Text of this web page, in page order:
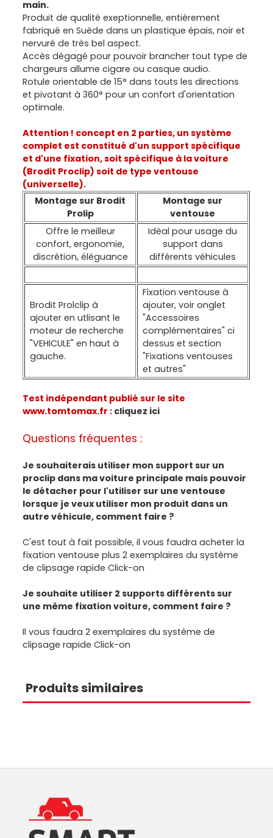
main.
Produit de qualité exeptionnelle, entièrement
fabriqué en Suède dans un plastique épais, noir et
nervuré de très bel aspect.
Accès dégagé pour pouvoir brancher tout type de
chargeurs allume cigare ou casque audio.
Rotule orientable de 15° dans touts les directions
et pivotant à 360° pour un confort d'orientation
optimale.
Attention ! concept en 2 parties, un système
complet est constitué d'unsupport spécifique
et d'une fixation, soit spécifique à la voiture
(Brodit Proclip) soit de type ventouse
(universelle).
Montage sur Brodit
Prolip
Montage sur
ventouse
Offre le meilleur
confort, ergonomie,
discrétion, éléguance
Idéal pour usage du
support dans
différents véhicules
Brodit Prolclip à
ajouter en utlisant le
moteur de recherche
"VEHICULE" en haut à
gauche.
Fixation ventouse à
ajouter, voir onglet
"Accessoires
complémentaires" ci
dessus et section
"Fixations ventouses
et autres"
Test indépendant publié sur le site
www.tomtomax.fr : cliquez ici
Questions fréquentes :
Je souhaiterais utiliser mon support sur un
proclip dans ma voiture principale mais pouvoir
le détacher pour l'utiliser sur une ventouse
lorsque je veux utiliser mon produit dans un
autre véhicule, comment faire ?
C'est tout à fait possible, il vous faudra acheter la
fixation ventouse plus 2 exemplaires du système
de clipsage rapide Click-on
Je souhaite utiliser 2 supports différents sur
une même fixation voiture, comment faire ?
Il vous faudra 2 exemplaires du système de
clipsage rapide Click-on
Produits similaires